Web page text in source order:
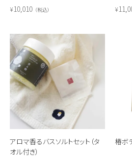
¥10,010 税込 ¥
アロマ香るバスソルトセット（タ
オル付き）
椿ボ